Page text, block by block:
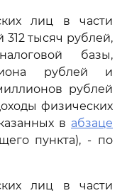
лиц в части
тысяч рублей,
базы,
рублей и
рублей
физических
в абзаце
пункта), - по
лиц в части